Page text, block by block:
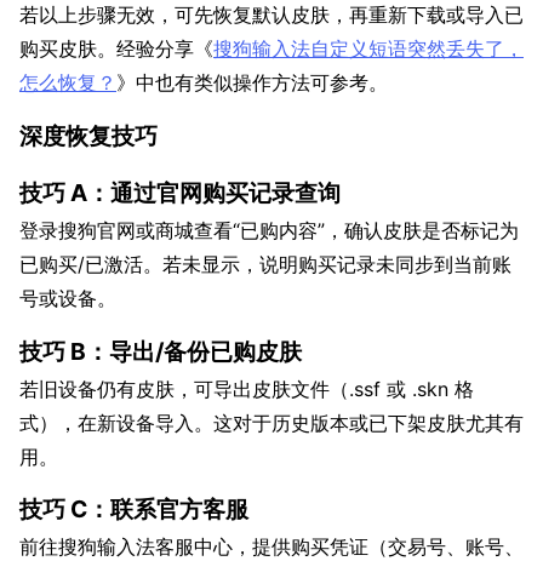
若以上步骤无效，可先恢复默认皮肤，再重新下载或导入已
购买皮肤。经验分享《搜狗输入法自定义短语突然丢失了，
怎么恢复？ 》中也有类似操作方法可参考。
深度恢复技巧
技巧 A：通过官网购买记录查询
登录搜狗官网或商城查看“已购内容”，确认皮肤是否标记为
已购买/已激活。若未显示，说明购买记录未同步到当前账
号或设备。
技巧 B：导出/备份已购皮肤
若旧设备仍有皮肤，可导出皮肤文件（.ssf 或 .skn 格
式），在新设备导入。这对于历史版本或已下架皮肤尤其有
用。
技巧 C：联系官方客服
前往搜狗输入法客服中心，提供购买凭证（交易号、账号、